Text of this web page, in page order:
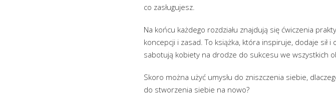
co zasługujesz.
Na końcu każdego rozdziału znajdują się ćwiczenia
koncepcji i zasad. To książka, która inspiruje, dodaje
sabotują kobiety na drodze do sukcesu we wszystkich
Skoro można użyć umysłu do zniszczenia siebie,
do stworzenia siebie na nowo?